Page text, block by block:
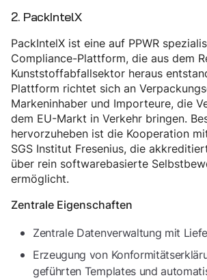
2. PackIntelX
PackIntelX ist eine auf PPWR
Compliance-Plattform, die aus dem
Kunststoffabfallsektor heraus
Plattform richtet sich an
Markeninhaber und Importeure, die
dem EU-Markt in Verkehr bringen.
hervorzuheben ist die Kooperation
SGS Institut Fresenius, die
über rein softwarebasierte
ermöglicht.
Zentrale Eigenschaften
Zentrale Datenverwaltung mit
Erzeugung von
geführten Templates und